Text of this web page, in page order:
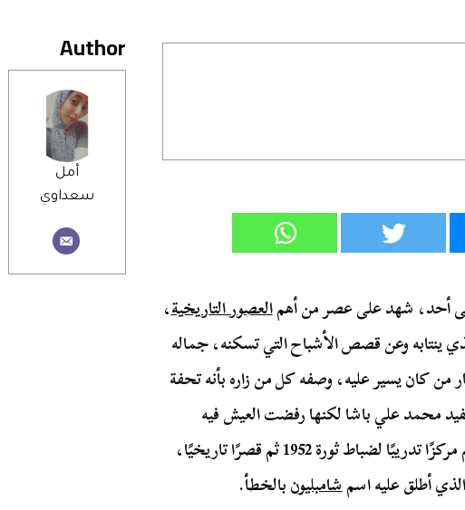
Author
أمل
سعداوي
أحد، شهد على عصر من أهمالعصور التاريخية،
وعن قصص الأشباح التي تسكنه، جماله
من كان يسير عليه، وصفه كل من زاره بأنه تحفة
محمد علي باشا لكنها رفضت العيش فيه
ليصدر مرسومًا فيما بعد بتحويله إلى مدرسة ثم مركزًا تدريبًا لضباط ثورة 1952 ثم قصرًا تاريخيًا،
أطلق عليه اسمشامبليونبالخطأ.